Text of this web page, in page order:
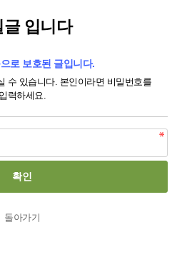
글 입니다
로 보호된 글입니다.
수 있습니다. 본인이라면 비밀번호를
입력하세요.
돌아가기